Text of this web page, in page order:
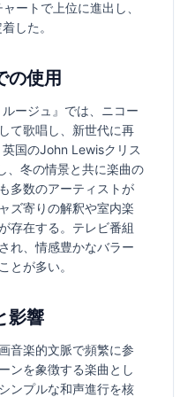
ートで上位に進出し、
した。
の使用
ージュ』では、ニコー
て歌唱し、新世代に再
国のJohn Lewisクリス
、冬の情景と共に楽曲の
多数のアーティストが
ズ寄りの解釈や室内楽
存在する。テレビ番組
れ、情感豊かなバラー
とが多い。
影響
音楽的文脈で頻繁に参
ンを象徴する楽曲とし
ンプルな和声進行を核